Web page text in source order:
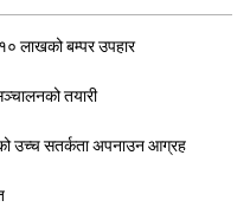
लाखको बम्पर उपहार
तयारी
उच्च सतर्कता अपनाउन आग्रह